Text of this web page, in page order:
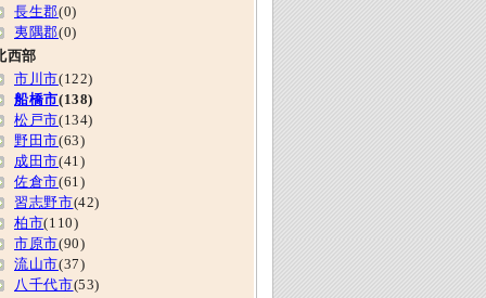
長生郡(0)
夷隅郡(0)
西部
市川市(122)
船橋市(138)
松戸市(134)
野田市(63)
成田市(41)
佐倉市(61)
習志野市(42)
柏市(110)
市原市(90)
流山市(37)
八千代市(53)